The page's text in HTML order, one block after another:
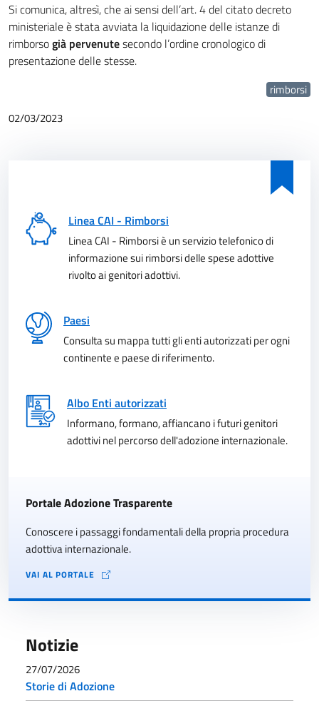
Si comunica, altresì, che ai sensi dell’art. 4 del citato decreto
ministeriale è stata avviata la liquidazione delle istanze di
rimborsogià pervenutesecondo l’ordine cronologico di
presentazione delle stesse.
rimborsi
02/03/2023
Linea CAI - Rimborsi
Linea CAI - Rimborsi è un servizio telefonico di
informazione sui rimborsi delle spese adottive
rivolto ai genitori adottivi.
Paesi
Consulta su mappa tutti gli enti autorizzati per ogni
continente e paese di riferimento.
Albo Enti autorizzati
Informano, formano, affiancano i futuri genitori
adottivi nel percorso dell'adozione internazionale.
Portale Adozione Trasparente
Conoscere i passaggi fondamentali della propria procedura
adottiva internazionale.
VAI AL PORTALE
Notizie
27/07/2026
Storie di Adozione